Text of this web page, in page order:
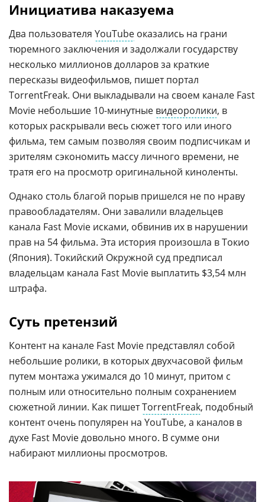
Инициатива наказуема
Два пользователя YouTube оказались на грани
тюремного заключения и задолжали государству
несколько миллионов долларов за краткие
пересказы видеофильмов, пишет портал
TorrentFreak. Они выкладывали на своем канале Fast
Movie небольшие 10-минутные видеоролики, в
которых раскрывали весь сюжет того или иного
фильма, тем самым позволяя своим подписчикам и
зрителям сэкономить массу личного времени, не
тратя его на просмотр оригинальной киноленты.
Однако столь благой порыв пришелся не по нраву
правообладателям. Они завалили владельцев
канала Fast Movie исками, обвинив их в нарушении
прав на 54 фильма. Эта история произошла в Токио
(Япония). Токийский Окружной суд предписал
владельцам канала Fast Movie выплатить $3,54 млн
штрафа.
Суть претензий
Контент на канале Fast Movie представлял собой
небольшие ролики, в которых двухчасовой фильм
путем монтажа ужимался до 10 минут, притом с
полным или относительно полным сохранением
сюжетной линии. Как пишетTorrentFreak, подобный
контент очень популярен на YouTube, а каналов в
духе Fast Movie довольно много. В сумме они
набирают миллионы просмотров.